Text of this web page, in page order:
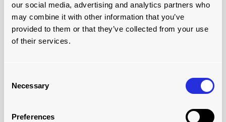
our social media, advertising and analytics partners who
may combine it with other information that you’ve
provided to them or that they’ve collected from your use
of their services.
Selection
Necessary
Preferences